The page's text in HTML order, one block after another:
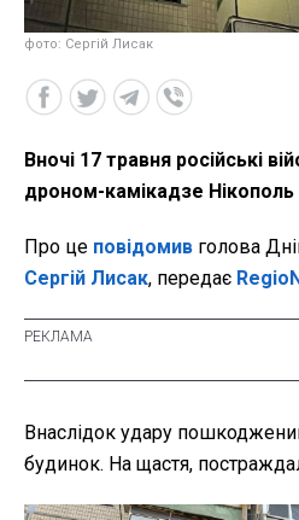
фото: Сергій Лисак
Вночі 17 травня російські
дроном-камікадзе
Про це повідомив голова
Сергій Лисак, передає
Внаслідок удару
будинок. На щастя,